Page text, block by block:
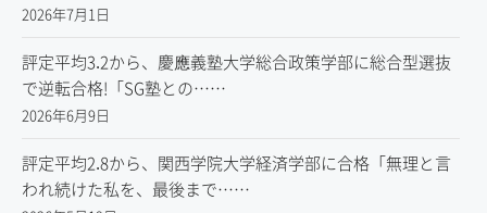
2026年7月1日
評定平均3.2から、慶應義塾大学総合政策学部に総合型選抜
で逆転合格!「SG塾との……
2026年6月9日
評定平均2.8から、関西学院大学経済学部に合格「無理と言
われ続けた私を、最後まで……